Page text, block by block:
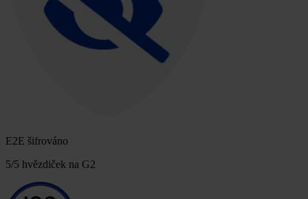
E2E šifrováno
5/5 hvězdiček na G2